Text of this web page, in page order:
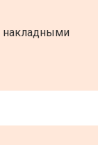
накладными